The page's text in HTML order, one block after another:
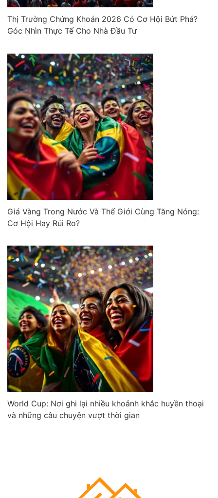
Thị Trường Chứng Khoán 2026 Có Cơ Hội Bứt Phá?
Góc Nhìn Thực Tế Cho Nhà Đầu Tư
Giá Vàng Trong Nước Và Thế Giới Cùng Tăng Nóng:
Cơ Hội Hay Rủi Ro?
World Cup: Nơi ghi lại nhiều khoảnh khắc huyền thoại
và những câu chuyện vượt thời gian